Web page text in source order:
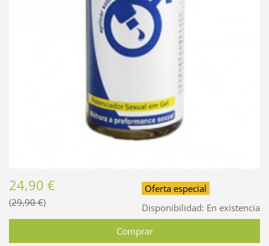
Oferta especial
Disponibilidad: En existencia
24,90 €
29,90 €